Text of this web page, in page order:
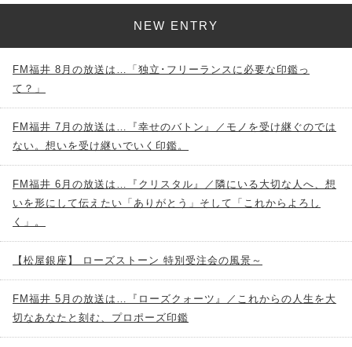
NEW ENTRY
FM福井 8月の放送は…「独立･フリーランスに必要な印鑑っ
て？」
FM福井 7月の放送は…『幸せのバトン』／モノを受け継ぐのでは
ない。想いを受け継いでいく印鑑。
FM福井 6月の放送は…『クリスタル』／隣にいる大切な人へ、想
いを形にして伝えたい「ありがとう」そして「これからよろし
く」。
【松屋銀座】 ローズストーン 特別受注会の風景～
FM福井 5月の放送は…『ローズクォーツ』／これからの人生を大
切なあなたと刻む、プロポーズ印鑑